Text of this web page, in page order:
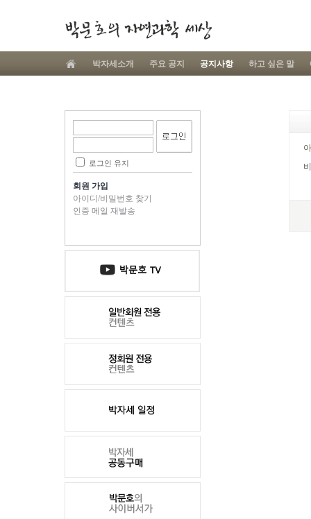
박자세소개 주요 공지 공지사항 하고 싶은 말
로그인 유지
회원 가입
아이디/비밀번호 찾기
인증 메일 재발송